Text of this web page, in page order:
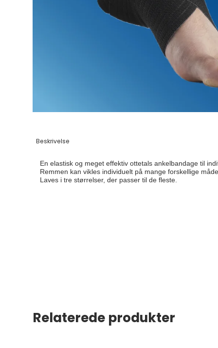
Beskrivelse
En elastisk og meget effektiv ottetals ankelbandage til
Remmen kan vikles individuelt på mange forskellige
Laves i tre størrelser, der passer til de fleste.
Relaterede produkter